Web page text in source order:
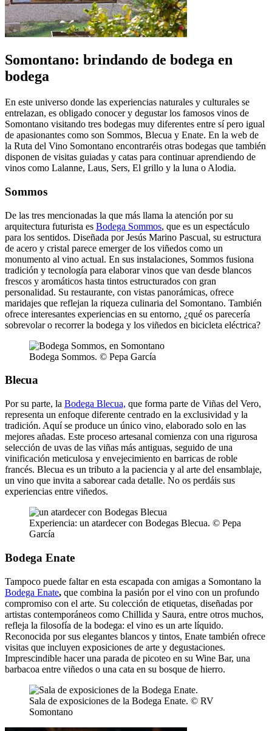
Somontano: brindando de bodega en
bodega
En este universo donde las experiencias naturales y culturales se
entrelazan, es obligado conocer y degustar los famosos vinos de
Somontano visitando tres bodegas muy diferentes entre sí pero igual
de apasionantes como son Sommos, Blecua y Enate. En la web de
la Ruta del Vino Somontano encontraréis otras bodegas que también
disponen de visitas guiadas y catas para continuar aprendiendo de
vinos como Lalanne, Laus, Sers, El grillo y la luna o Alodia.
Sommos
De las tres mencionadas la que más llama la atención por su
arquitectura futurista es Bodega Sommos, que es un espectáculo
para los sentidos. Diseñada por Jesús Marino Pascual, su estructura
de acero y cristal parece emerger de los viñedos como un
monumento al vino actual. En sus instalaciones, Sommos fusiona
tradición y tecnología para elaborar vinos que van desde blancos
frescos y aromáticos hasta tintos estructurados con gran
personalidad. Su restaurante, con vistas panorámicas, ofrece
maridajes que reflejan la riqueza culinaria del Somontano. También
ofrece interesantes experiencias en su entorno, ¿qué os parecería
sobrevolar o recorrer la bodega y los viñedos en bicicleta eléctrica?
Bodega Sommos. © Pepa García
Blecua
Por su parte, la Bodega Blecua, que forma parte de Viñas del Vero,
representa un enfoque diferente centrado en la exclusividad y la
tradición. Aquí se produce un único vino, elaborado solo en las
mejores añadas. Este proceso artesanal comienza con una rigurosa
selección de uvas de las viñas más antiguas, seguido de una
vinificación meticulosa y envejecimiento en barricas de roble
francés. Blecua es un tributo a la paciencia y al arte del ensamblaje,
un vino que invita a saborear cada detalle. No os perdáis sus
experiencias entre viñedos.
Experiencia: un atardecer con Bodegas Blecua. © Pepa
García
Bodega Enate
Tampoco puede faltar en esta escapada con amigas a Somontano la
Bodega Enate, que combina la pasión por el vino con un profundo
compromiso con el arte. Su colección de etiquetas, diseñadas por
artistas contemporáneos como Chillida y Saura, entre otros muchos,
refleja la filosofía de la bodega: el vino es un arte líquido.
Reconocida por sus elegantes blancos y tintos, Enate también ofrece
visitas que incluyen exposiciones de arte y degustaciones.
Imprescindible hacer una parada de picoteo en su Wine Bar, una
barbacoa entre viñedos o una cata en su bosque de hierro.
Sala de exposiciones de la Bodega Enate. © RV
Somontano